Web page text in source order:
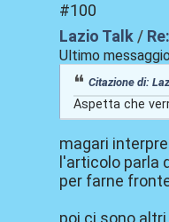
#100
Lazio Talk /
Ultimo
Citazione di:
Aspetta che
magari
l'articolo parla
per farne